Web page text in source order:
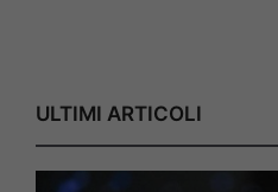
ULTIMI ARTICOLI